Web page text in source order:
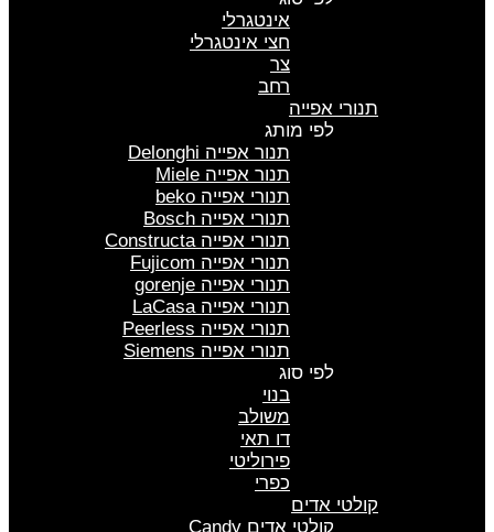
אינטגרלי
חצי אינטגרלי
צר
רחב
תנורי אפייה
לפי מותג
תנור אפייה Delonghi
תנור אפייה Miele
תנורי אפייה beko
תנורי אפייה Bosch
תנורי אפייה Constructa
תנורי אפייה Fujicom
תנורי אפייה gorenje
תנורי אפייה LaCasa
תנורי אפייה Peerless
תנורי אפייה Siemens
לפי סוג
בנוי
משולב
דו תאי
פירוליטי
כפרי
קולטי אדים
קולטי אדים Candy